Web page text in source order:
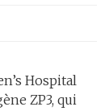
Hospital
ZP3, qui